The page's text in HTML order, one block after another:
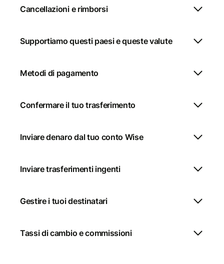
Cancellazioni e rimborsi
Supportiamo questi paesi e queste valute
Metodi di pagamento
Confermare il tuo trasferimento
Inviare denaro dal tuo conto Wise
Inviare trasferimenti ingenti
Gestire i tuoi destinatari
Tassi di cambio e commissioni